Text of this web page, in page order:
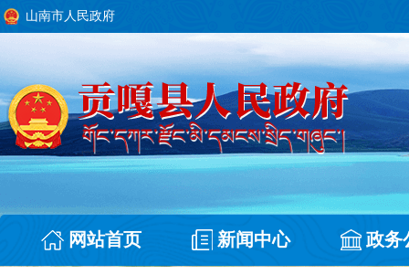
山南市人民政府
网站首页 新闻中心 政务